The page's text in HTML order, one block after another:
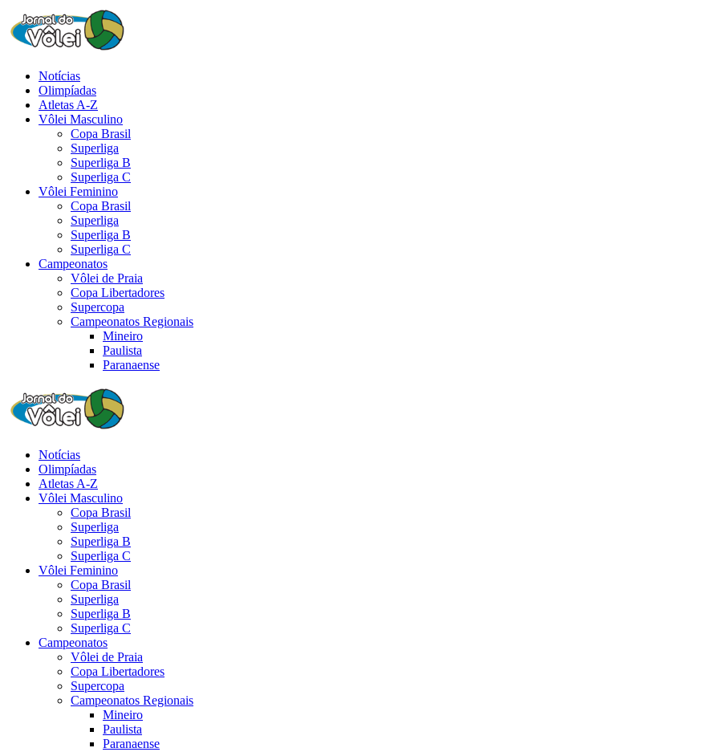
Notícias
Olimpíadas
Atletas A-Z
Vôlei Masculino
Copa Brasil
Superliga
Superliga B
Superliga C
Vôlei Feminino
Copa Brasil
Superliga
Superliga B
Superliga C
Campeonatos
Vôlei de Praia
Copa Libertadores
Supercopa
Campeonatos Regionais
Mineiro
Paulista
Paranaense
Notícias
Olimpíadas
Atletas A-Z
Vôlei Masculino
Copa Brasil
Superliga
Superliga B
Superliga C
Vôlei Feminino
Copa Brasil
Superliga
Superliga B
Superliga C
Campeonatos
Vôlei de Praia
Copa Libertadores
Supercopa
Campeonatos Regionais
Mineiro
Paulista
Paranaense